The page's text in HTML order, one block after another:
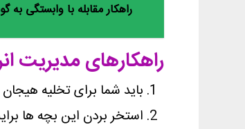
راهکار مقابله با وابستگی به
راهکارهای مدیریت
باید شما برای تخلیه هیجان
استخر بردن این بچه ها